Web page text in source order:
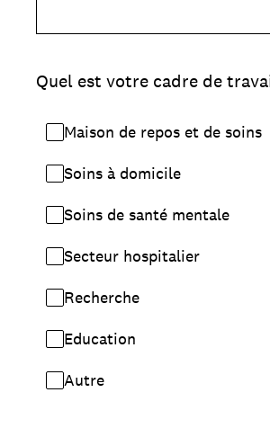
Quel est votre cadre de
Maison de repos et de soins
Soins à domicile
Soins de santé mentale
Secteur hospitalier
Recherche
Education
Autre